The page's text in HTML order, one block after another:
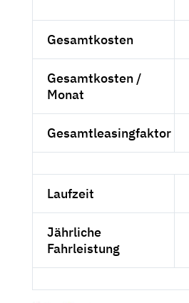
Gesamtkosten
Gesamtkosten /
Monat
Gesamtleasingfaktor
Laufzeit
Jährliche
Fahrleistung